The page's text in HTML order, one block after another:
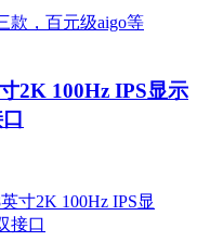
2K 100Hz IPS显示